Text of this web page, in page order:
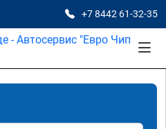
+7 8442 61-32-35